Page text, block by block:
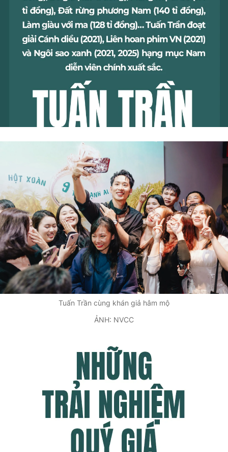
Tuấn Trần cùng khán giả hâm mộ
ẢNH: NVCC